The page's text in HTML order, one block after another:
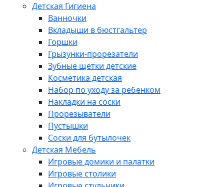
Детская Гигиена
Ванночки
Вкладыши в бюстгальтер
Горшки
Грызунки-прорезатели
Зубные щетки детские
Косметика детская
Набор по уходу за ребенком
Накладки на соски
Прорезыватели
Пустышки
Соски для бутылочек
Детская Мебель
Игровые домики и палатки
Игровые столики